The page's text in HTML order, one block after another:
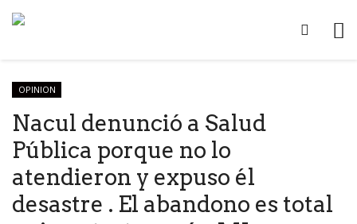
OPINION
Nacul denunció a Salud
Pública porque no lo
atendieron y expuso él
desastre . El abandono es total